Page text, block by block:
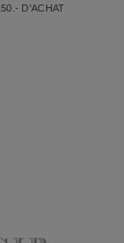
D'ACHAT